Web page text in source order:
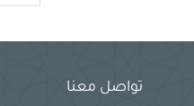
تواصل معنا